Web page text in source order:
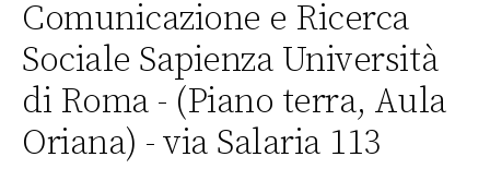
Comunicazione e Ricerca
Sociale Sapienza Università
di Roma - (Piano terra, Aula
Oriana) - via Salaria 113